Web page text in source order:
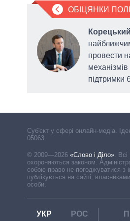
ОБІЦЯНКИ
провести
підтримки
Cуб'єкт у сфері онлайн-медіа.
05063
© 2009—2026 «Слово і Діло».
охороняються законом.
собою право не погоджуватися з
публікується на сайті,
особи.
УКР РОС